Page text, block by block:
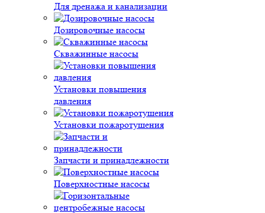
Для дренажа и канализации
Дозировочные насосы
Скважинные насосы
Установки повышения
давления
Установки пожаротушения
Запчасти и принадлежности
Поверхностные насосы